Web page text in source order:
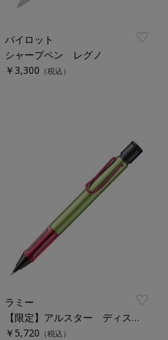
パイロット
シャープペン レグノ
￥3,300 （税込）
ラミー
【限定】アルスター ディスコ シャープペンシル
￥5,720 （税込）